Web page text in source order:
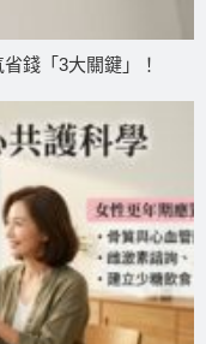
錢「3大關鍵」！